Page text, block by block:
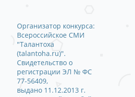
Организатор конкурса:
Всероссийское СМИ
"Талантоха
(talantoha.ru)".
Свидетельство о
регистрации ЭЛ № ФС
77-56409,
выдано 11.12.2013 г.